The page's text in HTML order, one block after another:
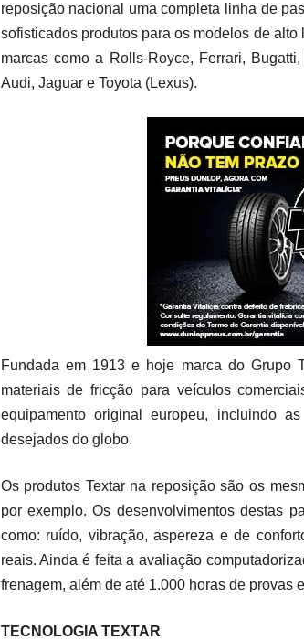
reposição nacional uma completa linha de
sofisticados produtos para os modelos de
marcas como a Rolls-Royce, Ferrari,
Audi, Jaguar e Toyota (Lexus).
Fundada em 1913 e hoje marca do Grupo
materiais de fricção para veículos
equipamento original europeu, incluindo
desejados do globo.
Os produtos Textar na reposição são os
por exemplo. Os desenvolvimentos destas
como: ruído, vibração, aspereza e de
reais. Ainda é feita a avaliação
frenagem, além de até 1.000 horas de provas
TECNOLOGIA TEXTAR